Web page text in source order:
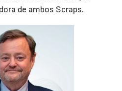
de ambos Scraps.